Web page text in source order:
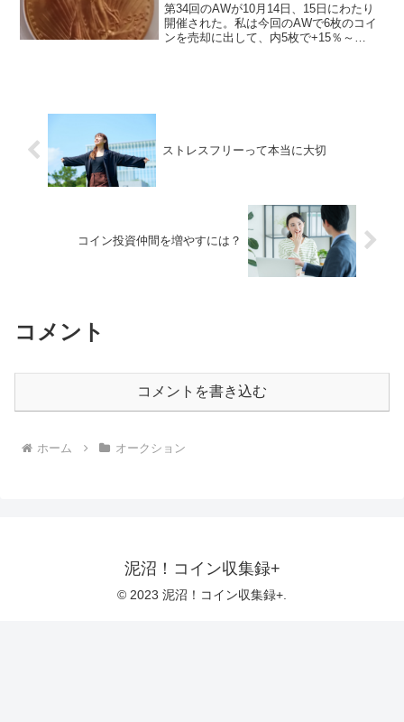
第34回のAWが10月14日、15日にわたり
開催された。私は今回のAWで6枚のコイ
ンを売却に出して、内5枚で+15％～
ストレスフリーって本当に大切
コイン投資仲間を増やすには？
コメント
コメントを書き込む
ホーム オークション
泥沼！コイン収集録+
© 2023 泥沼！コイン収集録+.